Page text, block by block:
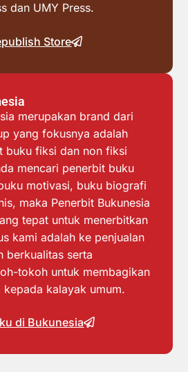
dan UMY Press.
Store
merupakan brand dari
yang fokusnya adalah
buku fiksi dan non fiksi
mencari penerbit buku
motivasi, buku biografi
maka Penerbit Bukunesia
tepat untuk menerbitkan
kami adalah ke penjualan
berkualitas serta
tokoh untuk membagikan
kepada kalayak umum.
di Bukunesia